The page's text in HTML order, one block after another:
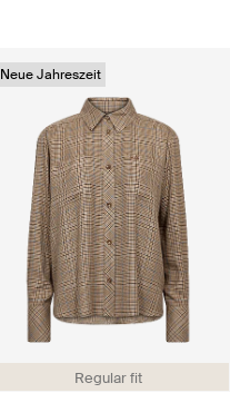
Regular fit
Neue Jahreszeit